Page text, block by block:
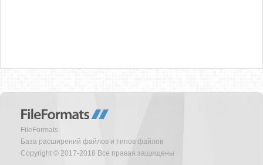
FileFormats
База расширений файлов и типов файлов
Copyright © 2017-2018 Все правая защищены